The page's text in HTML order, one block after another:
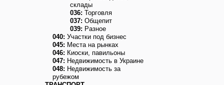
склады
036: Торговля
037: Общепит
039: Разное
040: Участки под бизнес
045: Места на рынках
046: Киоски, павильоны
047: Недвижимость в Украине
048: Недвижимость за
рубежом